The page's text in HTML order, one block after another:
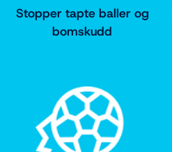
Stopper tapte baller og
bomskudd